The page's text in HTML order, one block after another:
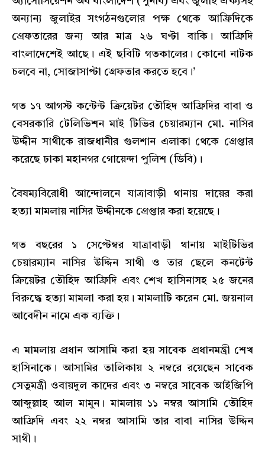
অন্যান্য জুলাইর সংগঠনগুলোর পক্ষ থেকে আফ্রিদিকে
গ্রেফতারের জন্য আর মাত্র ২৬ ঘণ্টা বাকি। আফ্রিদি
বাংলাদেশেই আছে। এই ছবিটি গতকালের। কোনো নাটক
চলবে না, সোজাসাপ্টা গ্রেফতার করতে হবে।’
গত ১৭ আগস্ট কন্টেন্ট ক্রিয়েটর তৌহিদ আফ্রিদির বাবা ও
বেসরকারি টেলিভিশন মাই টিভির চেয়ারম্যান মো. নাসির
উদ্দীন সাথীকে রাজধানীর গুলশান এলাকা থেকে গ্রেপ্তার
করেছে ঢাকা মহানগর গোয়েন্দা পুলিশ (ডিবি)।
বৈষম্যবিরোধী আন্দোলনে যাত্রাবাড়ী থানায় দায়ের করা
হত্যা মামলায় নাসির উদ্দীনকে গ্রেপ্তার করা হয়েছে।
গত বছরের ১ সেপ্টেম্বর যাত্রাবাড়ী থানায় মাইটিভির
চেয়ারম্যান নাসির উদ্দিন সাথী ও তার ছেলে কনটেন্ট
ক্রিয়েটর তৌহিদ আফ্রিদি এবং শেখ হাসিনাসহ ২৫ জনের
বিরুদ্ধে হত্যা মামলা করা হয়। মামলাটি করেন মো. জয়নাল
আবেদীন নামে এক ব্যক্তি।
এ মামলায় প্রধান আসামি করা হয় সাবেক প্রধানমন্ত্রী শেখ
হাসিনাকে। আসামির তালিকায় ২ নম্বরে রয়েছেন সাবেক
সেতুমন্ত্রী ওবায়দুল কাদের এবং ৩ নম্বরে সাবেক আইজিপি
আব্দুল্লাহ আল মামুন। মামলায় ১১ নম্বর আসামি তৌহিদ
আফ্রিদি এবং ২২ নম্বর আসামি তার বাবা নাসির উদ্দিন
সাথী।